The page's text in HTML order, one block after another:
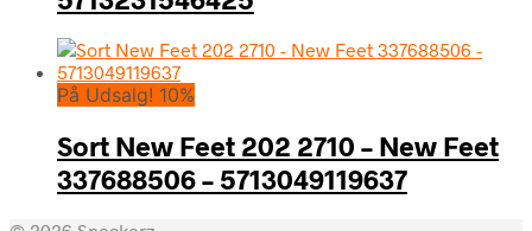
På Udsalg! 10%
Sort New Feet 202 2710 – New Feet
337688506 – 5713049119637